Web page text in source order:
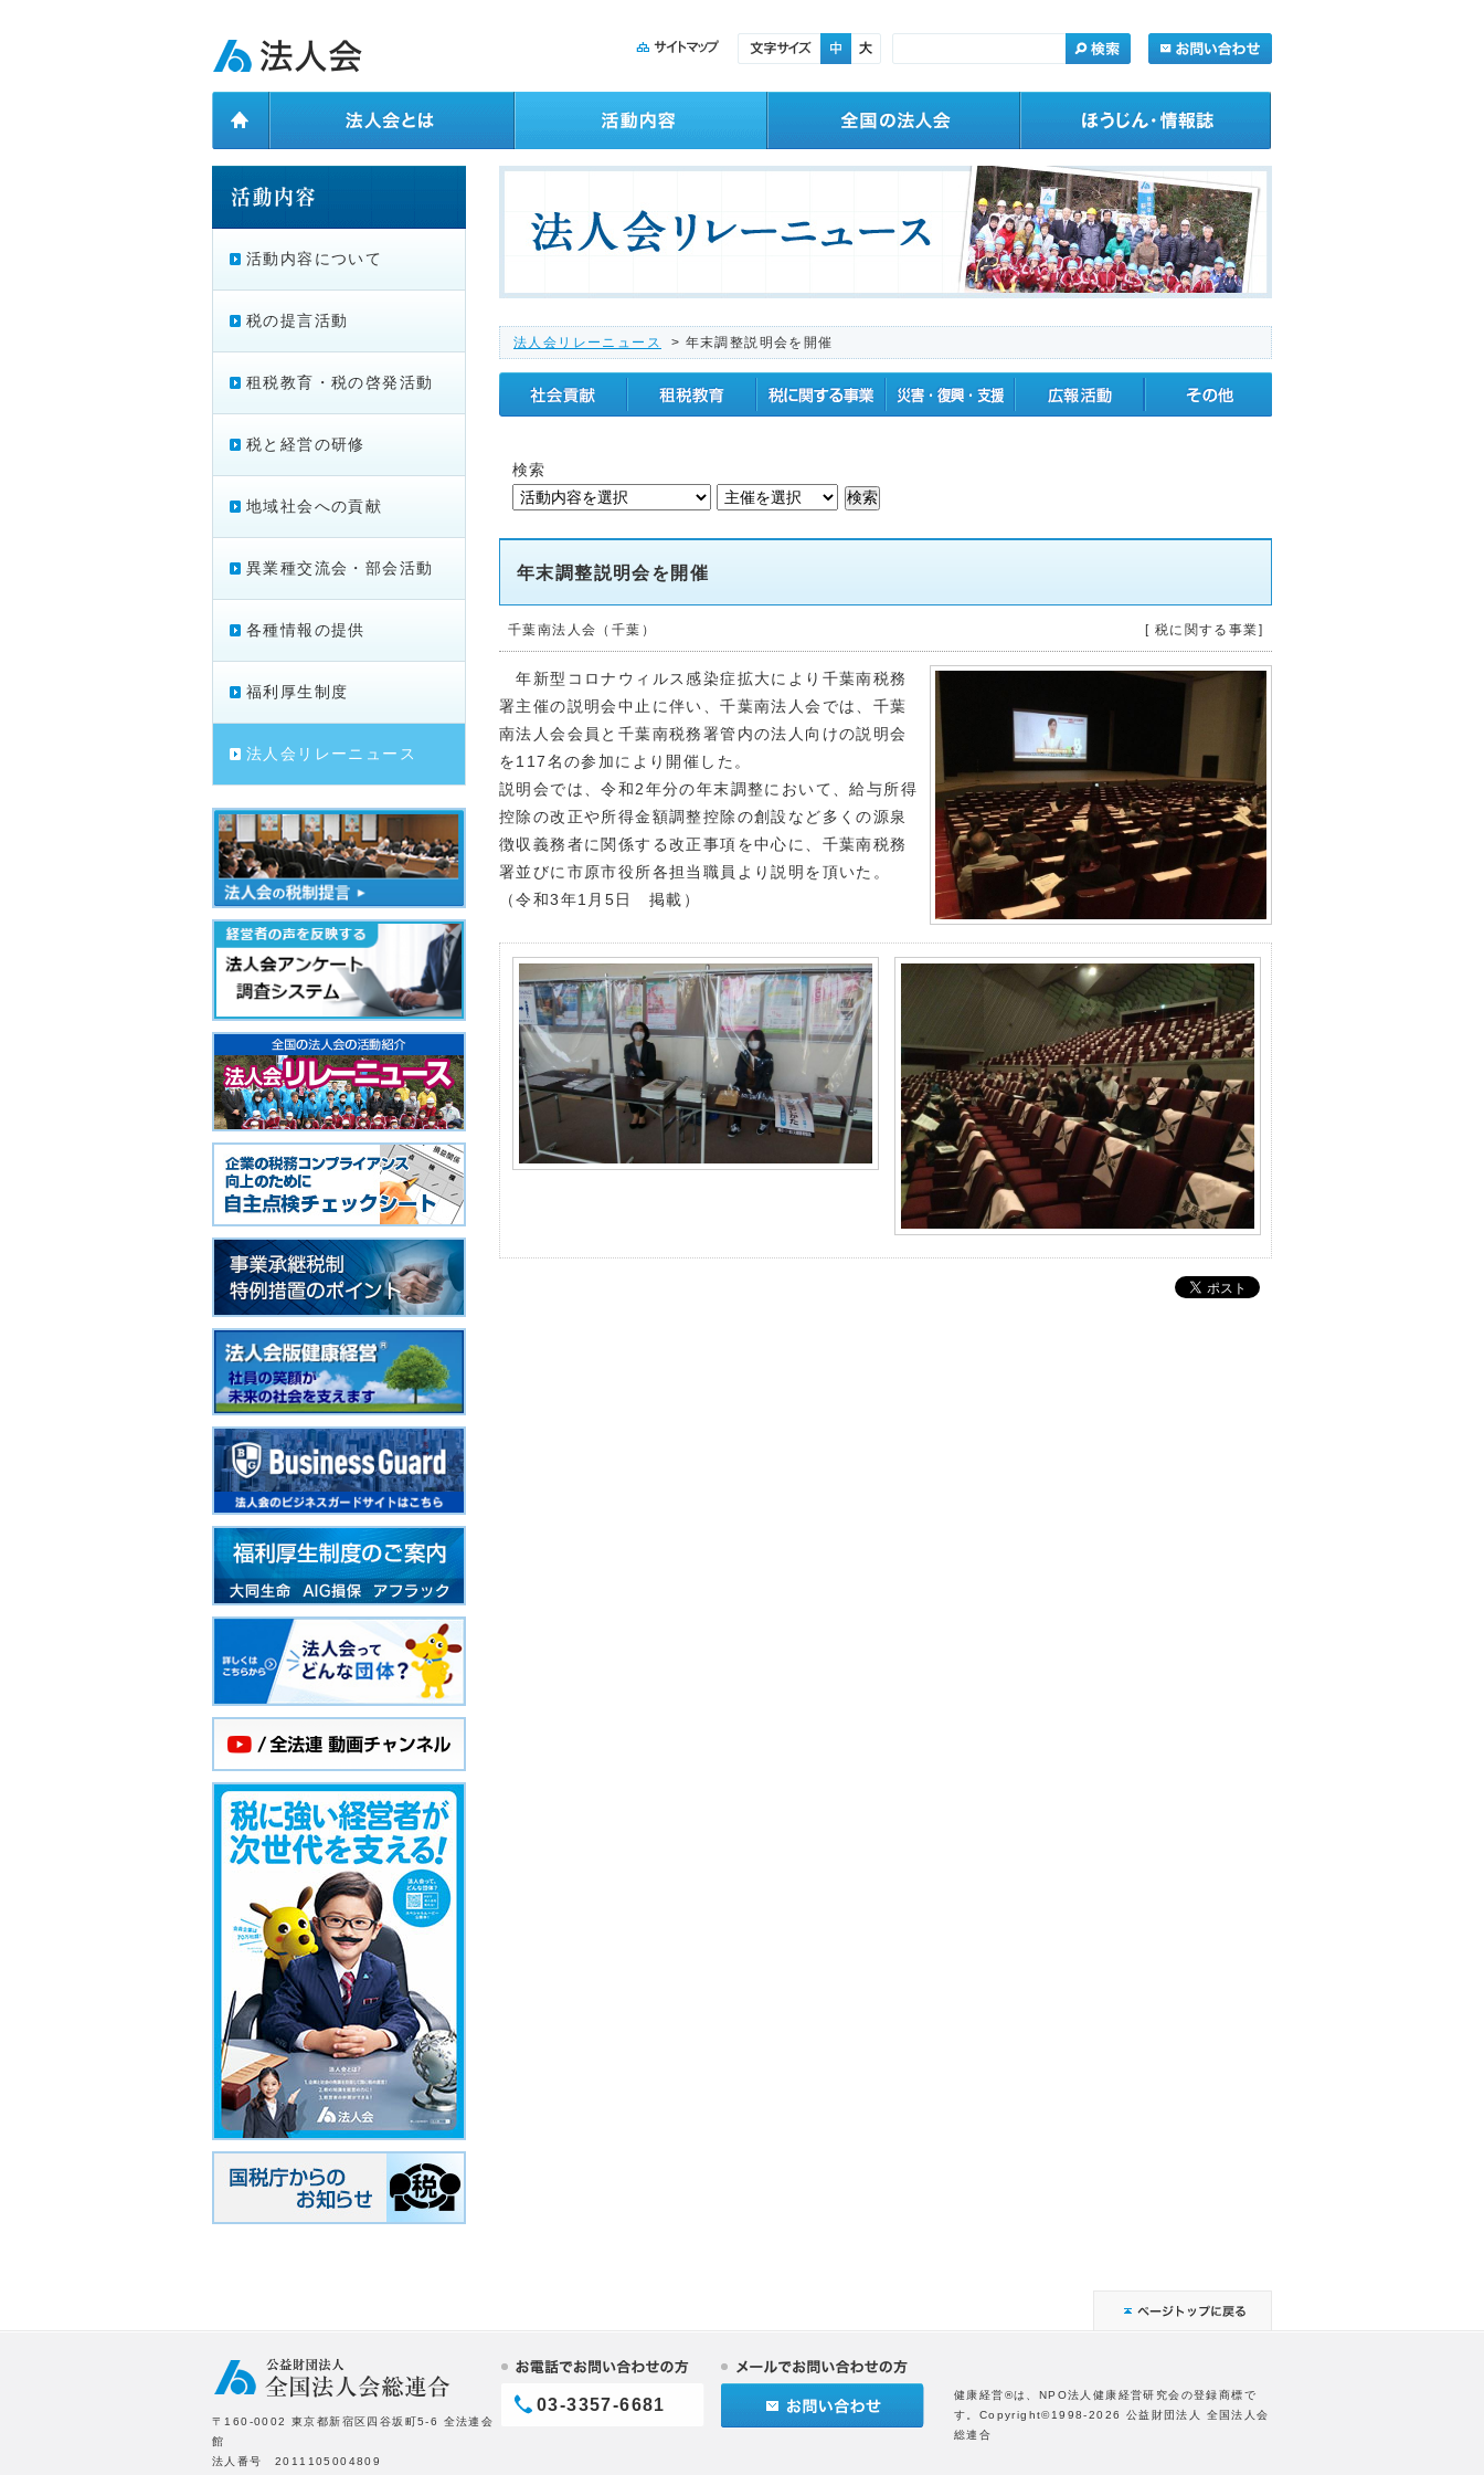
法人会リレーニュース > 年末調整説明会を開催
社会貢献 租税教育 税に関する事業 震災復興支援・応援広報活動 その他
検索
年末調整説明会を開催
千葉南法人会（千葉） [ 税に関する事業]
年新型コロナウィルス感染症拡大により千葉南税務
署主催の説明会中止に伴い、千葉南法人会では、千葉
南法人会会員と千葉南税務署管内の法人向けの説明会
を117名の参加により開催した。
説明会では、令和2年分の年末調整において、給与所得
控除の改正や所得金額調整控除の創設など多くの源泉
徴収義務者に関係する改正事項を中心に、千葉南税務
署並びに市原市役所各担当職員より説明を頂いた。
（令和3年1月5日 掲載）
活動内容について
税の提言活動
租税教育・税の啓発活動
税と経営の研修
地域社会への貢献
異業種交流会・部会活動
各種情報の提供
福利厚生制度
法人会リレーニュース
〒160-0002 東京都新宿区四谷坂町5-6 全法連会
館
法人番号 2011105004809
03-3357-6681
健康経営®は、NPO法人健康経営研究会の登録商標で
す。Copyright©1998-2026 公益財団法人 全国法人会
総連合